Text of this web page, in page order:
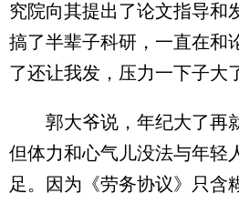
究院向其提出了论文指导和
搞了半辈子科研，一直在和
了还让我发，压力一下子大
郭大爷说，年纪大了再就
但体力和心气儿没法与年轻
足。因为《劳务协议》只含